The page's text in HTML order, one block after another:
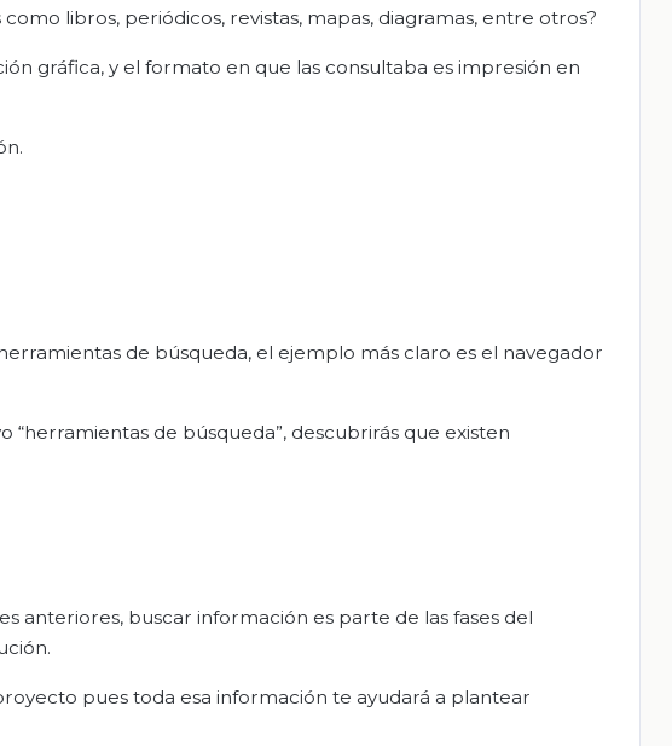
libros, periódicos, revistas, mapas, diagramas, entre otros?
gráfica, y el formato en que las consultaba es impresión en
de búsqueda, el ejemplo más claro es el navegador
“herramientas de búsqueda”, descubrirás que existen
anteriores, buscar información es parte de las fases del
pues toda esa información te ayudará a plantear